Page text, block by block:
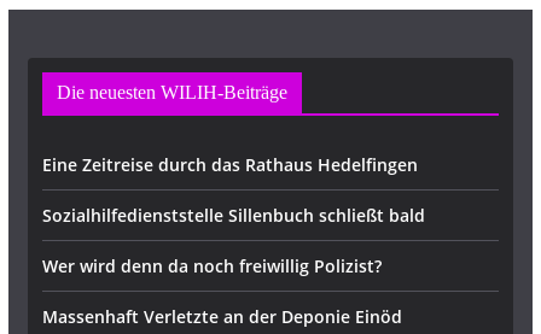
Die neuesten WILIH-Beiträge
Eine Zeitreise durch das Rathaus Hedelfingen
Sozialhilfedienststelle Sillenbuch schließt bald
Wer wird denn da noch freiwillig Polizist?
Massenhaft Verletzte an der Deponie Einöd